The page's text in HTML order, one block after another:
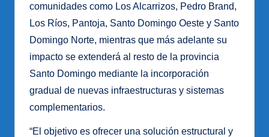
comunidades como Los Alcarrizos, Pedro Brand,
Los Ríos, Pantoja, Santo Domingo Oeste y Santo
Domingo Norte, mientras que más adelante su
impacto se extenderá al resto de la provincia
Santo Domingo mediante la incorporación
gradual de nuevas infraestructuras y sistemas
complementarios.
“El objetivo es ofrecer una solución estructural y